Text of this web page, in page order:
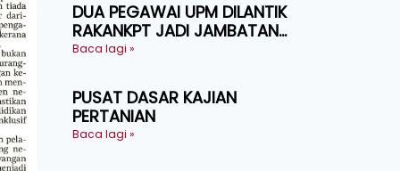
DUA PEGAWAI UPM DILANTIK
RAKANKPT JADI JAMBATAN
MAKLUMAT AKAR UMBI
Baca lagi »
PUSAT DASAR KAJIAN
PERTANIAN
Baca lagi »